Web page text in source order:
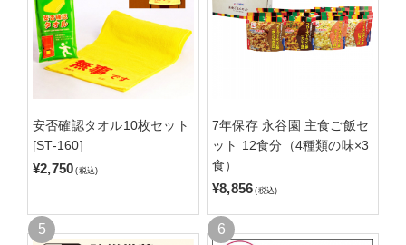
安否確認タオル10枚セット
[ST-160]
¥2,750 (税込)
7年保存 永谷園 主食ご飯セ
ット 12食分（4種類の味×3
食）
¥8,856 (税込)